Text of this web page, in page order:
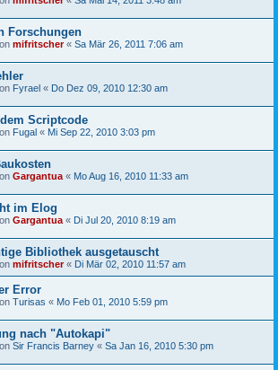
Forschungen
mifritscher« Sa Mär 26, 2011 7:06 am
Fyrael « Do Dez 09, 2010 12:30 am
Scriptcode
Fugal « Mi Sep 22, 2010 3:03 pm
Gargantua « Mo Aug 16, 2010 11:33 am
im Elog
Gargantua « Di Jul 20, 2010 8:19 am
Bibliothek ausgetauscht
mifritscher« Di Mär 02, 2010 11:57 am
Error
Turisas « Mo Feb 01, 2010 5:59 pm
nach "Autokapi"
Sir Francis Barney « Sa Jan 16, 2010 5:30 pm